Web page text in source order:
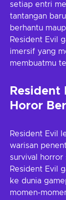
setiap entri
tantangan
berhantu
Resident Evil
imersif yang
membuatmu
Resident
Horor
Resident Evil
warisan
survival horror
Resident Evil
ke dunia
momen-